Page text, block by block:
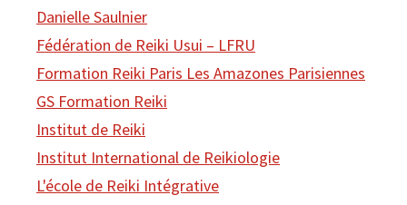
Danielle Saulnier
Fédération de Reiki Usui – LFRU
Formation Reiki Paris Les Amazones Parisiennes
GS Formation Reiki
Institut de Reiki
Institut International de Reikiologie
L'école de Reiki Intégrative